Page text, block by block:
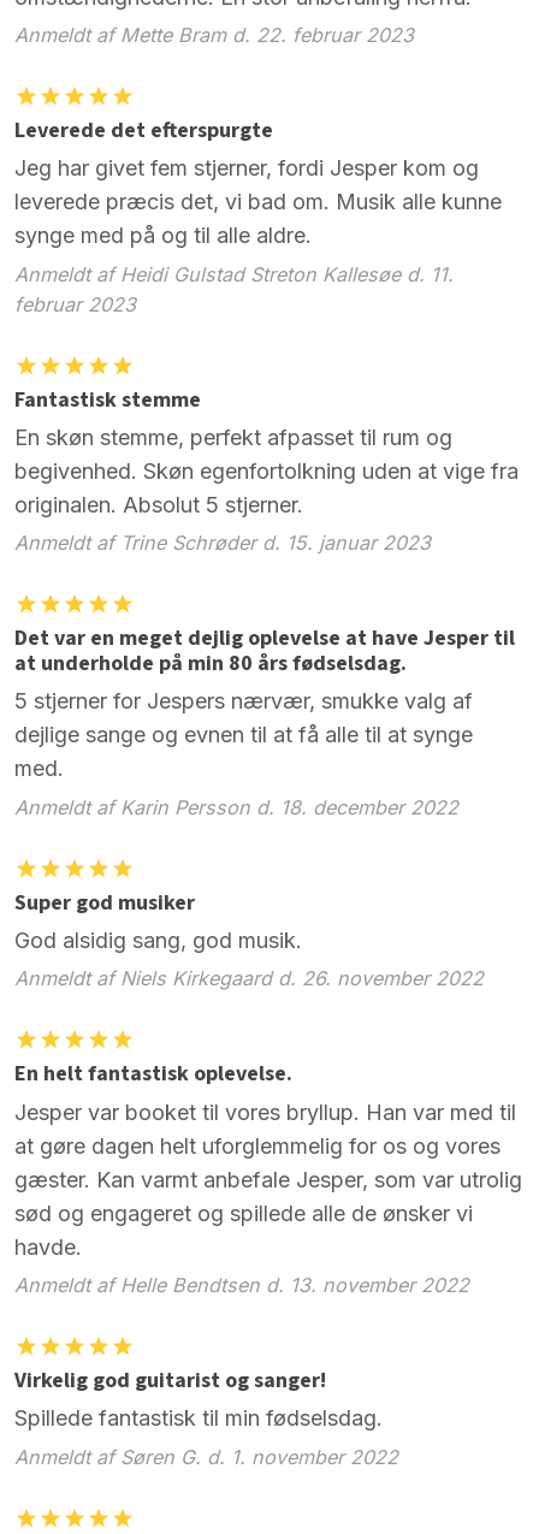
Anmeldt af Mette Bram d. 22. februar 2023
Leverede det efterspurgte
Jeg har givet fem stjerner, fordi Jesper kom og
leverede præcis det, vi bad om. Musik alle kunne
synge med på og til alle aldre.
Anmeldt af Heidi Gulstad Streton Kallesøe d. 11.
februar 2023
Fantastisk stemme
En skøn stemme, perfekt afpasset til rum og
begivenhed. Skøn egenfortolkning uden at vige fra
originalen. Absolut 5 stjerner.
Anmeldt af Trine Schrøder d. 15. januar 2023
Det var en meget dejlig oplevelse at have Jesper til
at underholde på min 80 års fødselsdag.
5 stjerner for Jespers nærvær, smukke valg af
dejlige sange og evnen til at få alle til at synge
med.
Anmeldt af Karin Persson d. 18. december 2022
Super god musiker
God alsidig sang, god musik.
Anmeldt af Niels Kirkegaard d. 26. november 2022
En helt fantastisk oplevelse.
Jesper var booket til vores bryllup. Han var med til
at gøre dagen helt uforglemmelig for os og vores
gæster. Kan varmt anbefale Jesper, som var utrolig
sød og engageret og spillede alle de ønsker vi
havde.
Anmeldt af Helle Bendtsen d. 13. november 2022
Virkelig god guitarist og sanger!
Spillede fantastisk til min fødselsdag.
Anmeldt af Søren G. d. 1. november 2022